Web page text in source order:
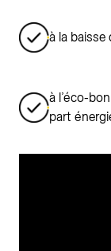
à la
à l’éco-
part